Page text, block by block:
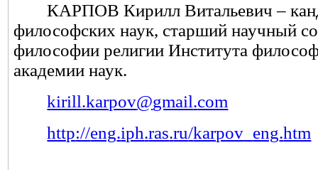
КАРПОВ Кирилл Витальевич –
философских наук, старший научный
философии религии Института
академии наук.
kirill.karpov@gmail.com
http://eng.iph.ras.ru/karpov eng.htm